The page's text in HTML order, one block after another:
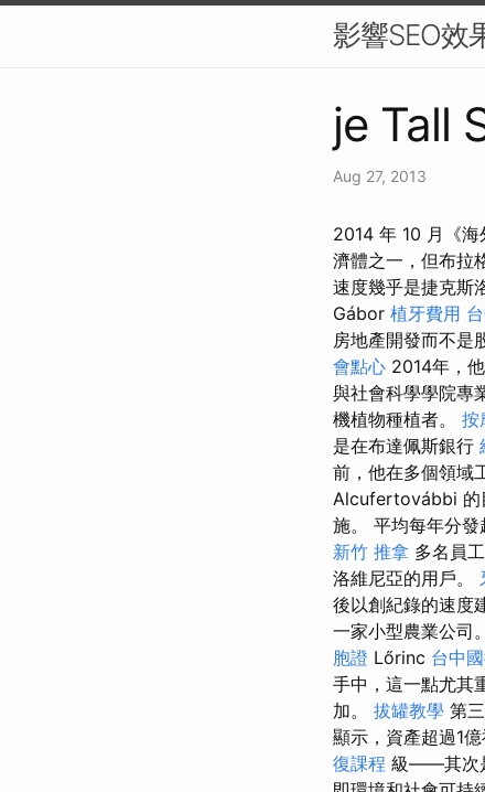
影響SEO效
je Tall
Aug 27, 2013
2014 年 10 月《
濟體之一，但布拉
速度幾乎是捷克斯
Gábor 植牙費用
房地產開發而不是
會點心 2014年，
與社會科學學院專
機植物種植者。 按
是在布達佩斯銀行
前，他在多個領域
Alcufertovábbi 的
施。 平均每年分
新竹 推拿 多名員工
洛維尼亞的用戶。
後以創紀錄的速度
一家小型農業公司。
胞證 Lőrinc 台中
手中，這一點尤其
加。 拔罐教學 第
顯示，資產超過1
復課程 級——其次